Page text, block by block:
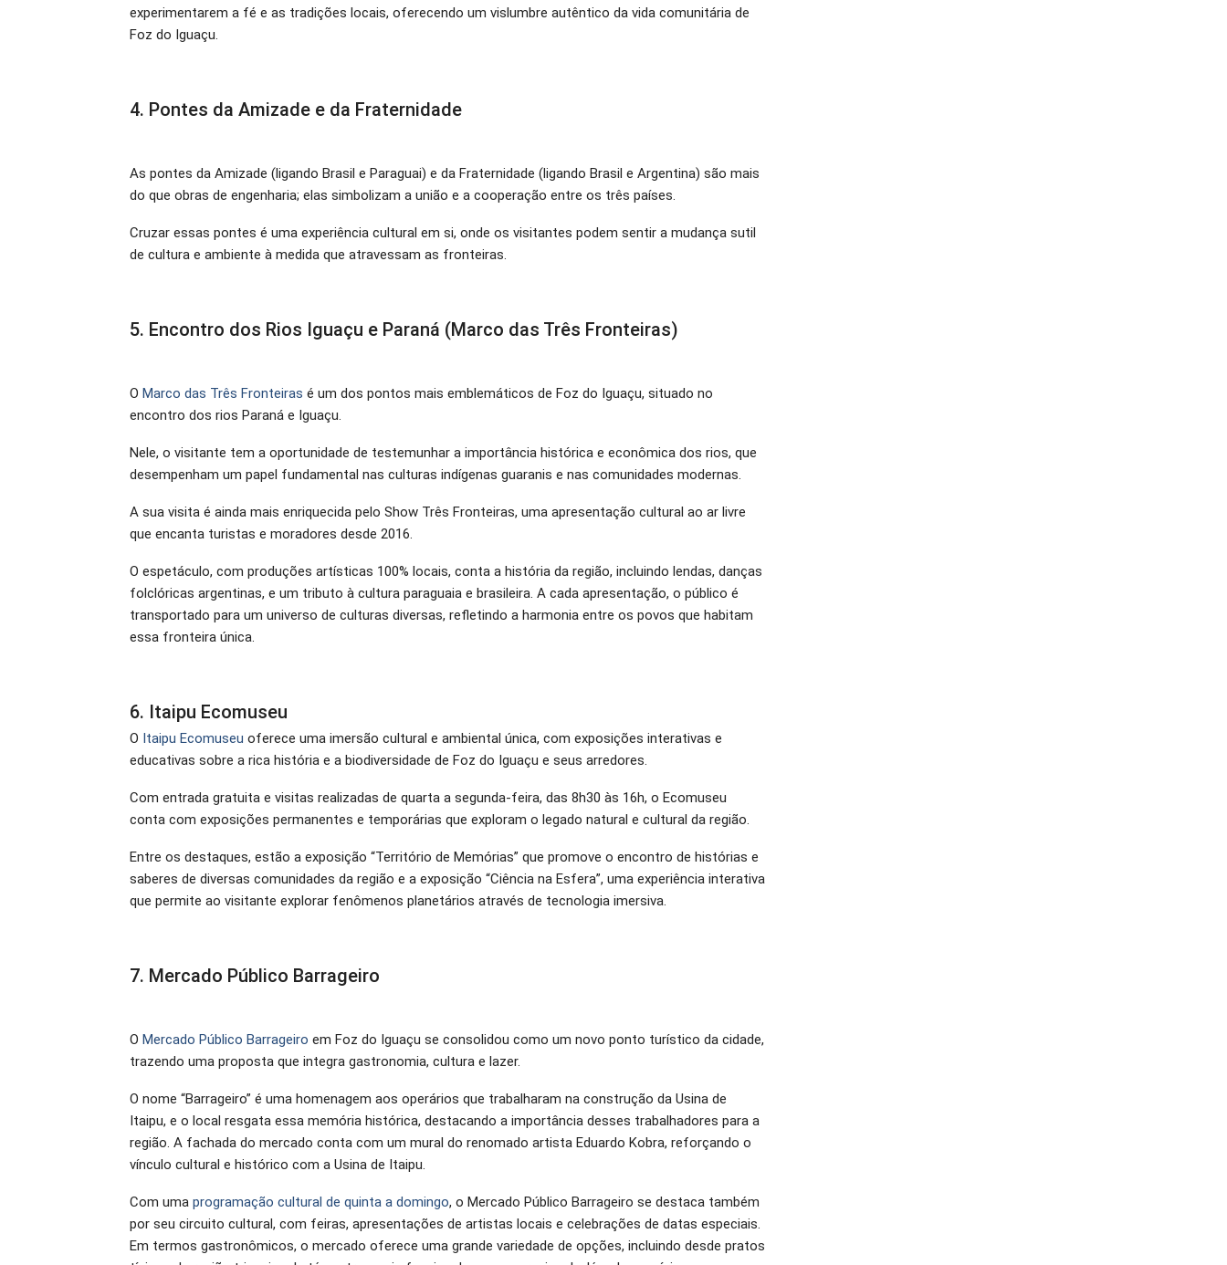
experimentarem a fé e as tradições locais, oferecendo um vislumbre autêntico da vida comunitária de
Foz do Iguaçu.
4. Pontes da Amizade e da Fraternidade
As pontes da Amizade (ligando Brasil e Paraguai) e da Fraternidade (ligando Brasil e Argentina) são mais
do que obras de engenharia; elas simbolizam a união e a cooperação entre os três países.
Cruzar essas pontes é uma experiência cultural em si, onde os visitantes podem sentir a mudança sutil
de cultura e ambiente à medida que atravessam as fronteiras.
5. Encontro dos Rios Iguaçu e Paraná (Marco das Três Fronteiras)
O Marco das Três Fronteiras é um dos pontos mais emblemáticos de Foz do Iguaçu, situado no
encontro dos rios Paraná e Iguaçu.
Nele, o visitante tem a oportunidade de testemunhar a importância histórica e econômica dos rios, que
desempenham um papel fundamental nas culturas indígenas guaranis e nas comunidades modernas.
A sua visita é ainda mais enriquecida pelo Show Três Fronteiras, uma apresentação cultural ao ar livre
que encanta turistas e moradores desde 2016.
O espetáculo, com produções artísticas 100% locais, conta a história da região, incluindo lendas, danças
folclóricas argentinas, e um tributo à cultura paraguaia e brasileira. A cada apresentação, o público é
transportado para um universo de culturas diversas, refletindo a harmonia entre os povos que habitam
essa fronteira única.
6. Itaipu Ecomuseu
O Itaipu Ecomuseu oferece uma imersão cultural e ambiental única, com exposições interativas e
educativas sobre a rica história e a biodiversidade de Foz do Iguaçu e seus arredores.
Com entrada gratuita e visitas realizadas de quarta a segunda-feira, das 8h30 às 16h, o Ecomuseu
conta com exposições permanentes e temporárias que exploram o legado natural e cultural da região.
Entre os destaques, estão a exposição “Território de Memórias” que promove o encontro de histórias e
saberes de diversas comunidades da região e a exposição “Ciência na Esfera”, uma experiência interativa
que permite ao visitante explorar fenômenos planetários através de tecnologia imersiva.
7. Mercado Público Barrageiro
O Mercado Público Barrageiro em Foz do Iguaçu se consolidou como um novo ponto turístico da cidade,
trazendo uma proposta que integra gastronomia, cultura e lazer.
O nome “Barrageiro” é uma homenagem aos operários que trabalharam na construção da Usina de
Itaipu, e o local resgata essa memória histórica, destacando a importância desses trabalhadores para a
região. A fachada do mercado conta com um mural do renomado artista Eduardo Kobra, reforçando o
vínculo cultural e histórico com a Usina de Itaipu.
Com uma programação cultural de quinta a domingo, o Mercado Público Barrageiro se destaca também
por seu circuito cultural, com feiras, apresentações de artistas locais e celebrações de datas especiais.
Em termos gastronômicos, o mercado oferece uma grande variedade de opções, incluindo desde pratos